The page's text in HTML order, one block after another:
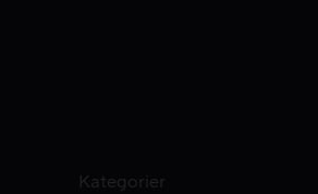
Kategorier